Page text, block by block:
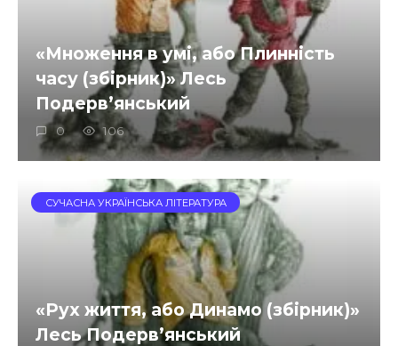
«Множення в умі, або Плинність
часу (збірник)» Лесь
Подерв’янський
0 106
СУЧАСНА УКРАЇНСЬКА ЛІТЕРАТУРА
«Рух життя, або Динамо (збірник)»
Лесь Подерв’янський